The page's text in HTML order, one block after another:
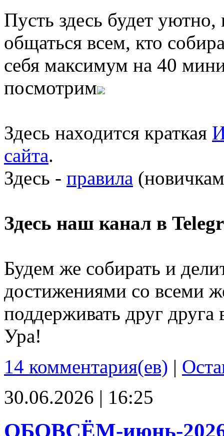
Пусть здесь будет
общаться всем, кто
себя максимум на 40
посмотрим
Здесь находится краткая
сайта.
Здесь - правила
Здесь наш канал в
Будем же собирать и
достижениями со всеми
поддерживать друг
Ура!
14 комментария(ев) |
30.06.2026 | 16:25
ОБОВСЁМ-июнь-